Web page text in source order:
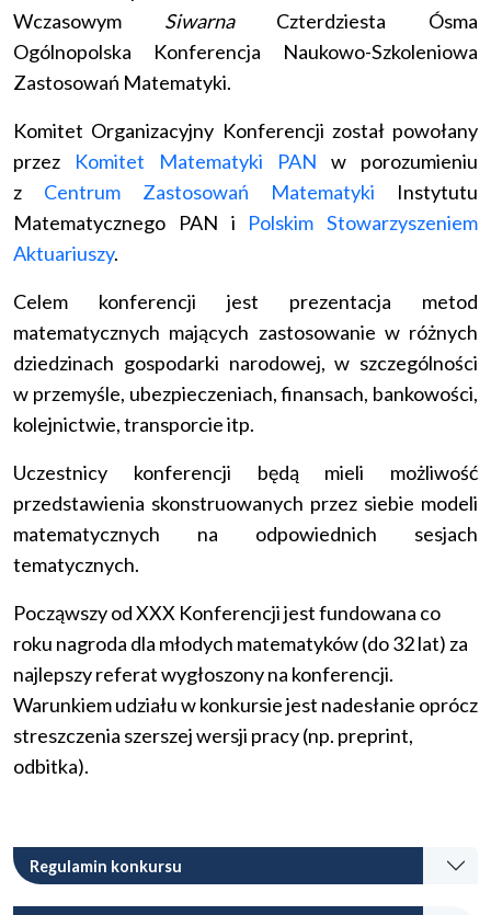
Wczasowym SiwarnaCzterdziesta Ósma
Ogólnopolska Konferencja Naukowo-Szkoleniowa
Zastosowań Matematyki.
Komitet Organizacyjny Konferencji został powołany
przez Komitet Matematyki PAN w porozumieniu
z Centrum Zastosowań Matematyki Instytutu
Matematycznego PAN i Polskim Stowarzyszeniem
Aktuariuszy.
Celem konferencji jest prezentacja metod
matematycznych mających zastosowanie w różnych
dziedzinach gospodarki narodowej, w szczególności
w przemyśle, ubezpieczeniach, finansach, bankowości,
kolejnictwie, transporcie itp.
Uczestnicy konferencji będą mieli możliwość
przedstawienia skonstruowanych przez siebie modeli
matematycznych na odpowiednich sesjach
tematycznych.
Począwszy od XXX Konferencji jest fundowana co
roku nagroda dla młodych matematyków (do 32 lat) za
najlepszy referat wygłoszony na konferencji.
Warunkiem udziału w konkursie jest nadesłanie oprócz
streszczenia szerszej wersji pracy (np. preprint,
odbitka).
Regulamin konkursu